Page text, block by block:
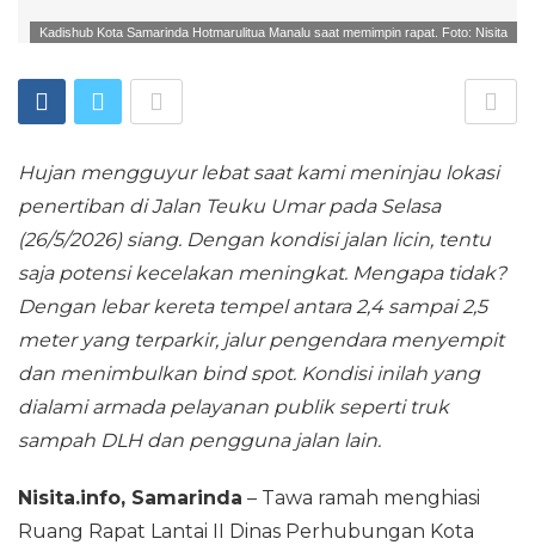
Kadishub Kota Samarinda Hotmarulitua Manalu saat memimpin rapat. Foto: Nisita
Hujan mengguyur lebat saat kami meninjau lokasi
penertiban di Jalan Teuku Umar pada Selasa
(26/5/2026) siang. Dengan kondisi jalan licin, tentu
saja potensi kecelakan meningkat. Mengapa tidak?
Dengan lebar kereta tempel antara 2,4 sampai 2,5
meter yang terparkir, jalur pengendara menyempit
dan menimbulkan bind spot. Kondisi inilah yang
dialami armada pelayanan publik seperti truk
sampah DLH dan pengguna jalan lain.
Nisita.info, Samarinda – Tawa ramah menghiasi
Ruang Rapat Lantai II Dinas Perhubungan Kota